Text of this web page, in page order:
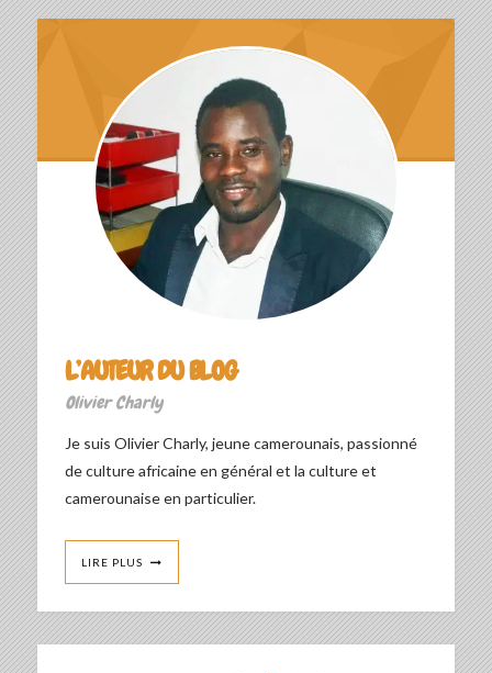
L’AUTEUR DU BLOG
Olivier Charly
Je suis Olivier Charly, jeune camerounais, passionné
de culture africaine en général et la culture et
camerounaise en particulier.
LIRE PLUS